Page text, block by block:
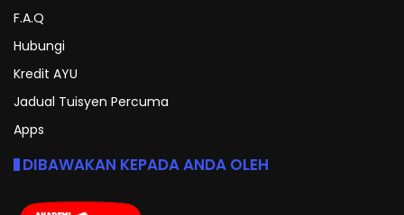
F.A.Q
Hubungi
Kredit AYU
Jadual Tuisyen Percuma
Apps
DIBAWAKAN KEPADA ANDA OLEH